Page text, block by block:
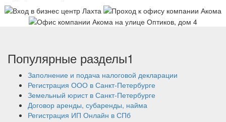
Популярные разделы1
Заполнение и подача налоговой декларации
Регистрация ООО в Санкт-Петербурге
Земельный юрист в Санкт-Петербурге
Договор аренды, субаренды, найма
Регистрация ИП Онлайн в СПб